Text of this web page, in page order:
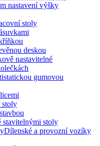
nastavení výšky
stoly
deskou
nastavitelné
gumovou
stoly
stoly
Dílenské a provozní vozíky